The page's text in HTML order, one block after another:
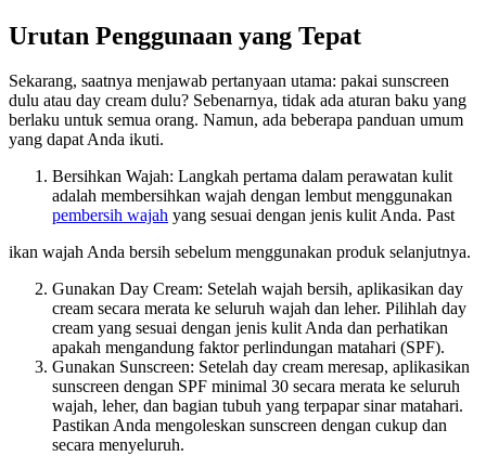
Urutan Penggunaan yang Tepat
Sekarang, saatnya menjawab pertanyaan utama: pakai sunscreen
dulu atau day cream dulu? Sebenarnya, tidak ada aturan baku yang
berlaku untuk semua orang. Namun, ada beberapa panduan umum
yang dapat Anda ikuti.
Bersihkan Wajah: Langkah pertama dalam perawatan kulit
adalah membersihkan wajah dengan lembut menggunakan
pembersih wajah yang sesuai dengan jenis kulit Anda. Past
ikan wajah Anda bersih sebelum menggunakan produk selanjutnya.
Gunakan Day Cream: Setelah wajah bersih, aplikasikan day
cream secara merata ke seluruh wajah dan leher. Pilihlah day
cream yang sesuai dengan jenis kulit Anda dan perhatikan
apakah mengandung faktor perlindungan matahari (SPF).
Gunakan Sunscreen: Setelah day cream meresap, aplikasikan
sunscreen dengan SPF minimal 30 secara merata ke seluruh
wajah, leher, dan bagian tubuh yang terpapar sinar matahari.
Pastikan Anda mengoleskan sunscreen dengan cukup dan
secara menyeluruh.